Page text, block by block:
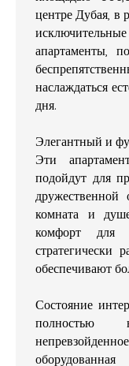
центре Дубая, в
апартаменты,
наслаждаться
дня.
Элегантный и
Эти
подойдут для
дружественной
комната и
комфорт для
стратегически
обеспечивают
Состояние
полностью